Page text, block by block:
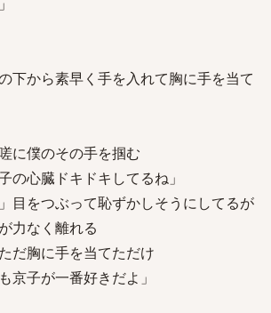
下から素早く手を入れて胸に手を当て
に僕のその手を掴む
の心臓ドキドキしてるね」
目をつぶって恥ずかしそうにしてるが
力なく離れる
だ胸に手を当てただけ
京子が一番好きだよ」